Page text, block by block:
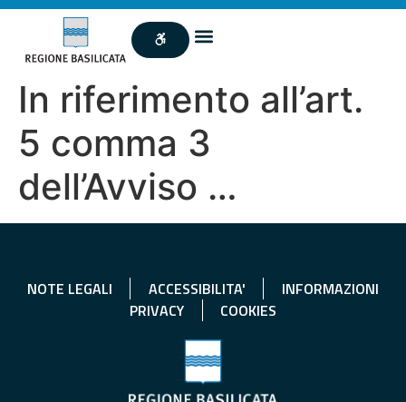
In riferimento all’art.
5 comma 3
dell’Avviso …
NOTE LEGALI ACCESSIBILITA'
INFORMAZIONI
PRIVACY
COOKIES